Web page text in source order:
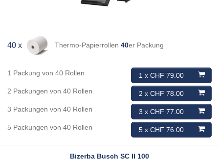
40 x Thermo-Papierrollen 40er Packung
1 x CHF 79.00
1 Packung von 40 Rollen
2 x CHF 78.00
2 Packungen von 40 Rollen
3 x CHF 77.00
3 Packungen von 40 Rollen
5 x CHF 76.00
5 Packungen von 40 Rollen
Bizerba Busch SC II 100